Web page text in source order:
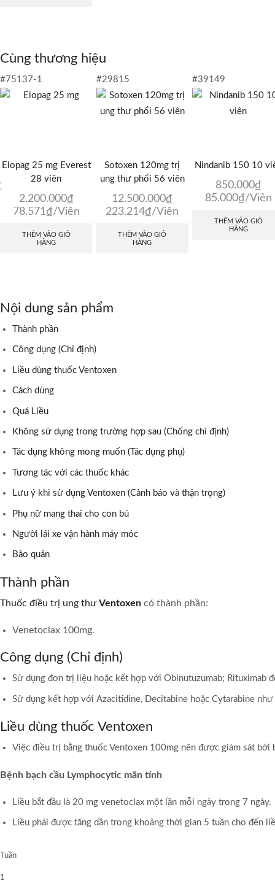
Cùng thương hiệu
#75137-1
Elopag 25 mg Everest
28 viên
2.200.000₫
78.571 ₫/Viên
THÊM VÀO GIỎ
HÀNG
#29815
Sotoxen 120mg trị
ung thư phổi 56 viên
12.500.000₫
223.214₫/Viên
THÊM VÀO GIỎ
HÀNG
#39149
Nindanib 150 10
850.000₫
85.000₫/Viên
THÊM VÀO GIỎ
HÀNG
Nội dung sản phẩm
Thành phần
Công dụng (Chỉ định)
Liều dùng thuốc Ventoxen
Cách dùng
Quá Liều
Không sử dụng trong trường hợp sau (Chống chỉ định)
Tác dụng không mong muốn (Tác dụng phụ)
Tương tác với các thuốc khác
Lưu ý khi sử dụng Ventoxen (Cảnh báo và thận trọng)
Phụ nữ mang thai cho con bú
Người lái xe vận hành máy móc
Bảo quản
Thành phần
Thuốc điều trị ung thư Ventoxen có thành phần:
Venetoclax 100mg.
Công dụng (Chỉ định)
Sử dụng đơn trị liệu hoặc kết hợp với Obinutuzumab; Rituximab
Sử dụng kết hợp với Azacitidine, Decitabine hoặc Cytarabine
Liều dùng thuốc Ventoxen
Việc điều trị bằng thuốc Ventoxen 100mg nên được giám sát
Bệnh bạch cầu Lymphocytic mãn tính
Liều bắt đầu là 20 mg venetoclax một lần mỗi ngày trong 7 ngày.
Liều phải được tăng dần trong khoảng thời gian 5 tuần cho đến
Tuần
1